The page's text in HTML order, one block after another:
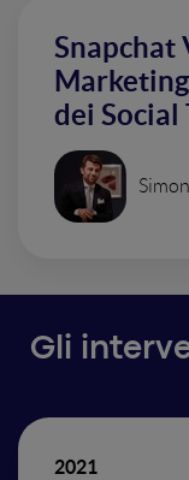
Snapchat
dei Social
Gli
2021